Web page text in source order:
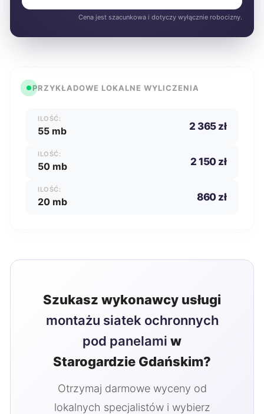
Cena jest szacunkowa i dotyczy wyłącznie robocizny.
PRZYKŁADOWE LOKALNE WYLICZENIA
ILOŚĆ:
55 mb 2 365 zł
ILOŚĆ:
50 mb 2 150 zł
ILOŚĆ:
20 mb 860 zł
Szukasz wykonawcy usługi
montażu siatek ochronnych
pod panelami w
Starogardzie Gdańskim?
Otrzymaj darmowe wyceny od
lokalnych specjalistów i wybierz